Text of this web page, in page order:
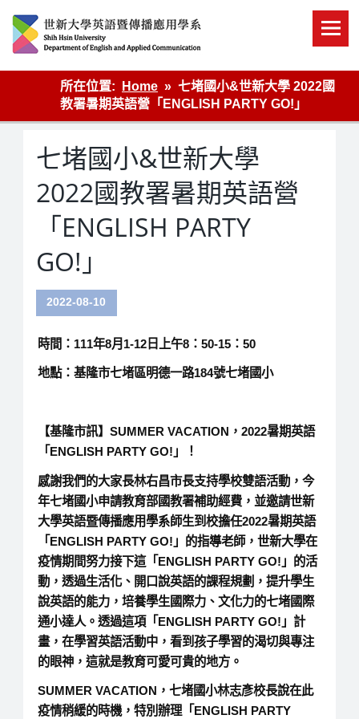
content
英語傳播
所在位置:
Home
七堵國小&世新大學 2022國
教署暑期英語營「ENGLISH PARTY GO!」
七堵國小&世新大學
2022國教署暑期英語營
「ENGLISH PARTY
GO!」
2022-08-10
時間：111年8月1-12日上午8：50-15：50
地點：基隆市七堵區明德一路184號七堵國小
【基隆市訊】SUMMER VACATION，2022暑期英語
「ENGLISH PARTY GO!」
！
感謝我們的大家長林右昌市長支持學校雙語活動，今
年七堵國小申請教育部國教署補助經費，並邀請世新
大學英語暨傳播應用學系師生到校擔任2022暑期英語
「ENGLISH PARTY GO!」 的指導老師，世新大學在
疫情期間努力接下這「ENGLISH PARTY GO!」 的活
動，透過生活化、開口說英語的課程規劃，提升學生
說英語的能力，培養學生國際力、文化力的七堵國際
通小達人。透過這項「ENGLISH PARTY GO!」 計
畫，在學習英語活動中，看到孩子學習的渴切與專注
的眼神，這就是教育可愛可貴的地方。
SUMMER VACATION，七堵國小林志彥校長說在此
疫情稍緩的時機，特別辦理「 ENGLISH PARTY